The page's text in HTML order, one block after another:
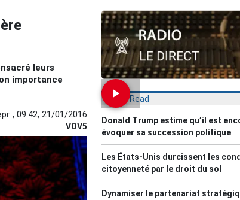
leurs
importance
, 09:42, 21/01/2016
VOV5
Most Read
Donald Trump estime qu’il est
évoquer sa succession politique
Les États-Unis durcissent les
citoyenneté par le droit du sol
Dynamiser le partenariat